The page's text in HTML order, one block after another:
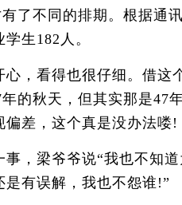
了不同的排期。根据
生182人。
看得也很仔细。借这
的秋天，但其实那是
差，这个真是没办法喽!
梁爷爷说“我也不知
有误解，我也不怨谁!”